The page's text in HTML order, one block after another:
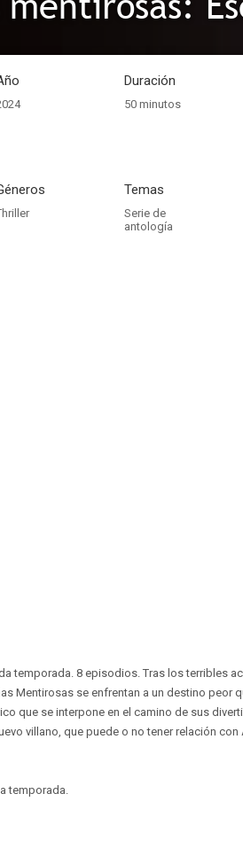
Duración
50 minutos
Temas
Serie de
antología
temporada. 8 episodios. Tras los terribles
Mentirosas se enfrentan a un destino peor
que se interpone en el camino de sus
villano, que puede o no tener relación
temporada.